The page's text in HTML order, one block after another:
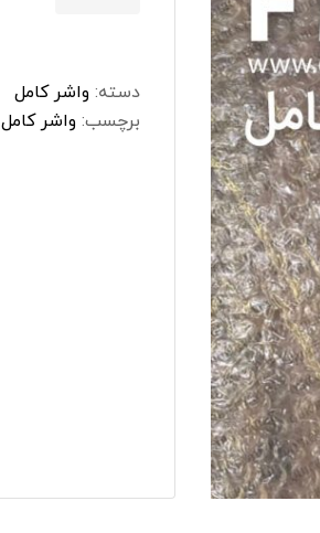
دی لایت
شبرنگ
لنت و کفشک ترمز
دسته: واشر کامل
برچسب: واشر کامل FMC